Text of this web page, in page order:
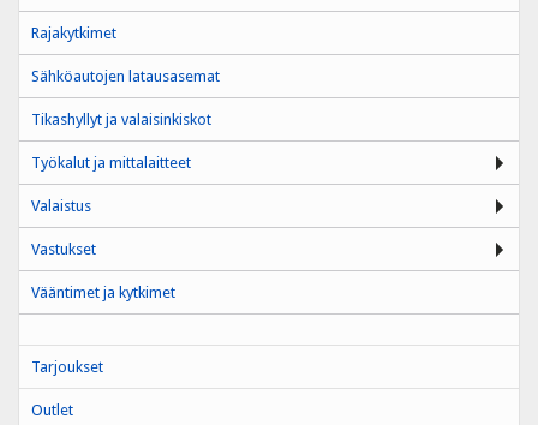
Rajakytkimet
Sähköautojen latausasemat
Tikashyllyt ja valaisinkiskot
Työkalut ja mittalaitteet
Valaistus
Vastukset
Vääntimet ja kytkimet
Tarjoukset
Outlet